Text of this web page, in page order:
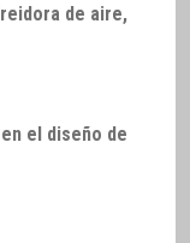
de aire,
el diseño de